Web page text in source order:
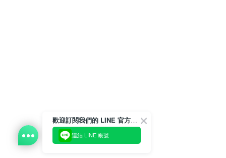
歡迎訂閱我們的 LINE 官方帳號
連結 LINE 帳號